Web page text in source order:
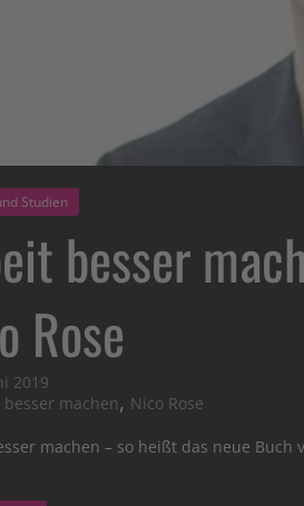
Studien
besser
Rose
2019
machen, Nico Rose
machen – so heißt das neue